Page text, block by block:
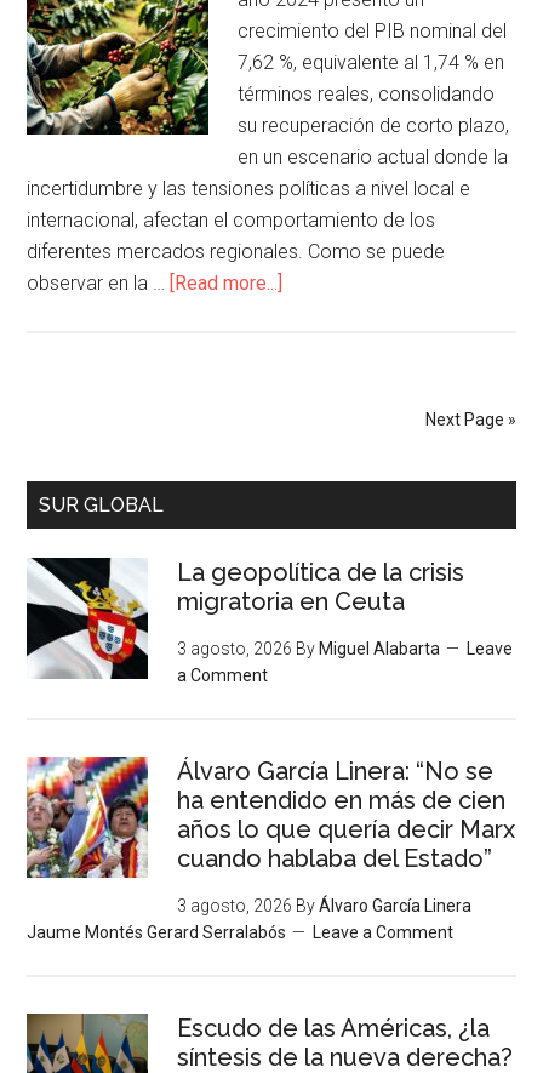
crecimiento del PIB nominal del
7,62 %, equivalente al 1,74 % en
términos reales, consolidando
su recuperación de corto plazo,
en un escenario actual donde la
incertidumbre y las tensiones políticas a nivel local e
internacional, afectan el comportamiento de los
diferentes mercados regionales. Como se puede
observar en la … [Read more...]
Next Page »
SUR GLOBAL
La geopolítica de la crisis
migratoria en Ceuta
3 agosto, 2026 By Miguel Alabarta
Leave
a Comment
Álvaro García Linera: “No se
ha entendido en más de cien
años lo que quería decir Marx
cuando hablaba del Estado”
3 agosto, 2026 ByÁlvaro García Linera
Jaume Montés Gerard Serralabós
Leave a Comment
Escudo de las Américas, ¿la
síntesis de la nueva derecha?